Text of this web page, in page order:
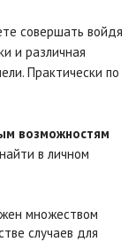
совершать войдя
и различная
Практически по
возможностям
в личном
множеством
случаев для